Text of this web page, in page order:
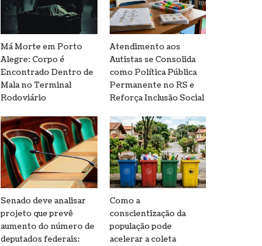
Má Morte em Porto
Alegre: Corpo é
Encontrado Dentro de
Mala no Terminal
Rodoviário
Atendimento aos
Autistas se Consolida
como Política Pública
Permanente no RS e
Reforça Inclusão Social
Senado deve analisar
projeto que prevê
aumento do número de
deputados federais:
Como a
conscientização da
população pode
acelerar a coleta